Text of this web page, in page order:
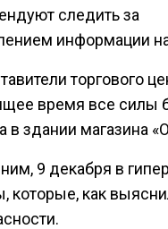
следить за
информации
торгового
время все силы
в здании магазина
9 декабря в
которые, как